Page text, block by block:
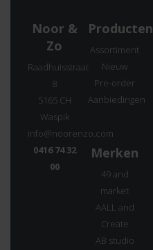
Noor &
Zo
Raadhuisstraat
8
5165 CH
Waspik
info@noorenzo.com
0416 74 32
00
Producten
Assortiment
Nieuw
Pre-order
Aanbiedingen
Merken
49 and
market
AALL and
Create
AB studio